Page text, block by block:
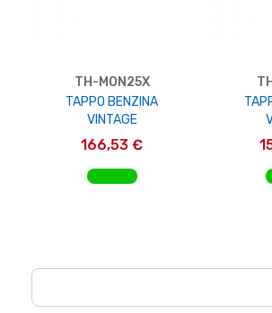
TH-MON25X
TAPPO BENZINA
VINTAGE
166,53 €
AGGIUNGI AL CARRELLO